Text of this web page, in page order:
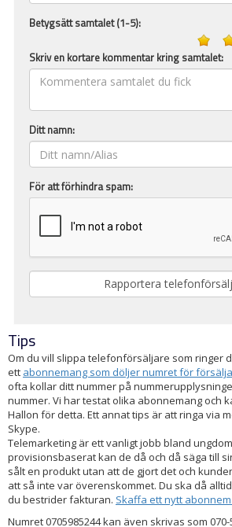
Betygsätt samtalet (1-5):
Skriv en kortare kommentar kring samtalet:
Ditt namn:
För att förhindra spam:
Tips
Om du vill slippa telefonförsäljare som ringer
ett abonnemang som döljer numret för
ofta kollar ditt nummer på
nummer. Vi har testat olika abonnemang och
Hallon för detta. Ett annat tips är att ringa via
Skype.
Telemarketing är ett vanligt jobb bland
provisionsbaserat kan de då och då säga till
sålt en produkt utan att de gjort det och
att så inte var överenskommet. Du ska då
du bestrider fakturan. Skaffa ett nytt
Numret 0705985244 kan även skrivas som 070-